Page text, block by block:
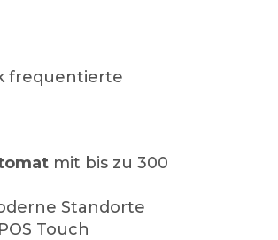
frequentierte
mit bis zu 300
Standorte
Touch